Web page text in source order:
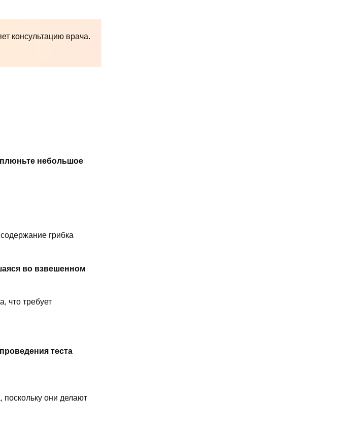
консультацию врача.
небольшое
грибка
во взвешенном
что требует
теста
поскольку они делают